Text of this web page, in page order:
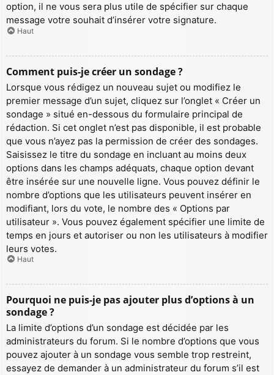
option, il ne vous sera plus utile de spécifier sur chaque
message votre souhait d’insérer votre signature.
Haut
Comment puis-je créer un sondage ?
Lorsque vous rédigez un nouveau sujet ou modifiez le
premier message d’un sujet, cliquez sur l’onglet « Créer un
sondage » situé en-dessous du formulaire principal de
rédaction. Si cet onglet n’est pas disponible, il est probable
que vous n’ayez pas la permission de créer des sondages.
Saisissez le titre du sondage en incluant au moins deux
options dans les champs adéquats, chaque option devant
être insérée sur une nouvelle ligne. Vous pouvez définir le
nombre d’options que les utilisateurs peuvent insérer en
modifiant, lors du vote, le nombre des « Options par
utilisateur ». Vous pouvez également spécifier une limite de
temps en jours et autoriser ou non les utilisateurs à modifier
leurs votes.
Haut
Pourquoi ne puis-je pas ajouter plus d’options à un
sondage ?
La limite d’options d’un sondage est décidée par les
administrateurs du forum. Si le nombre d’options que vous
pouvez ajouter à un sondage vous semble trop restreint,
essayez de demander à un administrateur du forum s’il est